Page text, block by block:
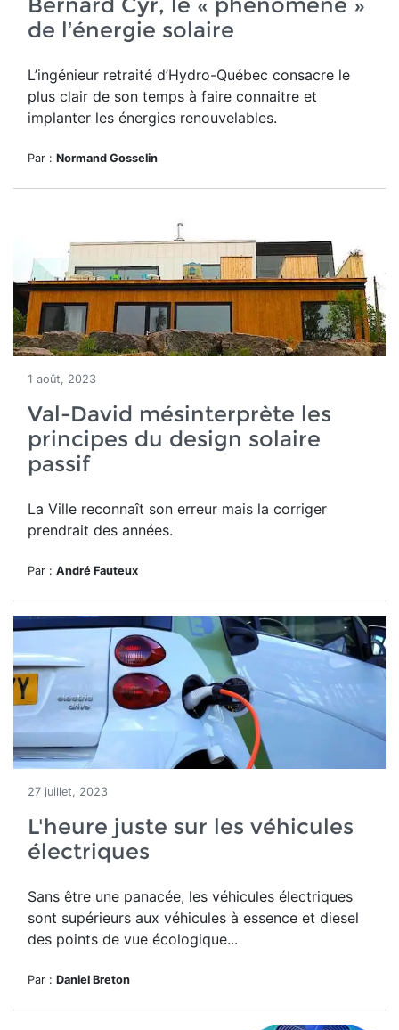
de l’énergie solaire
L’ingénieur retraité d’Hydro-Québec consacre le
plus clair de son temps à faire connaitre et
implanter les énergies renouvelables.
Par : Normand Gosselin
1 août, 2023
Val-David mésinterprète les
principes du design solaire
passif
La Ville reconnaît son erreur mais la corriger
prendrait des années.
Par : André Fauteux
27 juillet, 2023
L'heure juste sur les véhicules
électriques
Sans être une panacée, les véhicules électriques
sont supérieurs aux véhicules à essence et diesel
des points de vue écologique...
Par : Daniel Breton